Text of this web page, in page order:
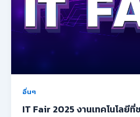
อื่นๆ
IT Fair 2025 งานเทคโนโลยี